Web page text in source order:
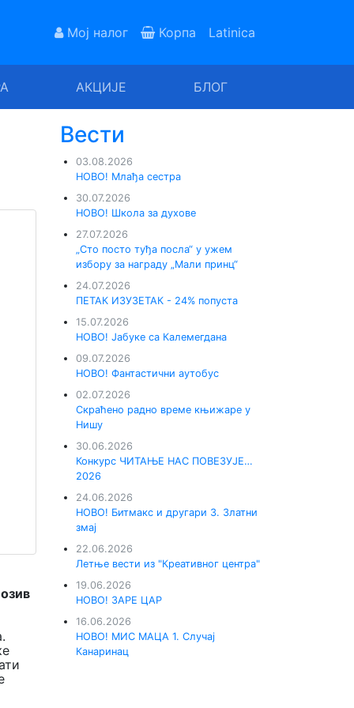
Мој налог Корпа Latinica
АКЦИЈЕ БЛОГ
Вести
03.08.2026
НОВО! Млађа сестра
30.07.2026
НОВО! Школа за духове
27.07.2026
„Сто посто туђа посла“ у ужем
избору за награду „Мали принц“
24.07.2026
ПЕТАК ИЗУЗЕТАК - 24% попуста
15.07.2026
НОВО! Јабуке са Калемегдана
09.07.2026
НОВО! Фантастични аутобус
02.07.2026
Скраћено радно време књижаре у
Нишу
30.06.2026
Конкурс ЧИТАЊЕ НАС ПОВЕЗУЈЕ…
2026
24.06.2026
НОВО! Битмакс и другари 3. Златни
змај
22.06.2026
Летње вести из "Креативног центра"
19.06.2026
НОВО! ЗАРЕ ЦАР
16.06.2026
НОВО! МИС МАЦА 1. Случај
Канаринац